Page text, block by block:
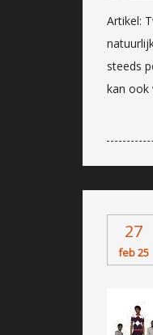
Artikel:
steeds
kan ook
27
feb 25